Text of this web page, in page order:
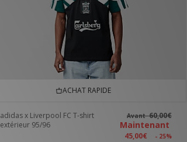
ACHAT RAPIDE
adidas x Liverpool FC T-shirt
extérieur 95/96
Avant60,00€
Maintenant
45,00€ - 25%